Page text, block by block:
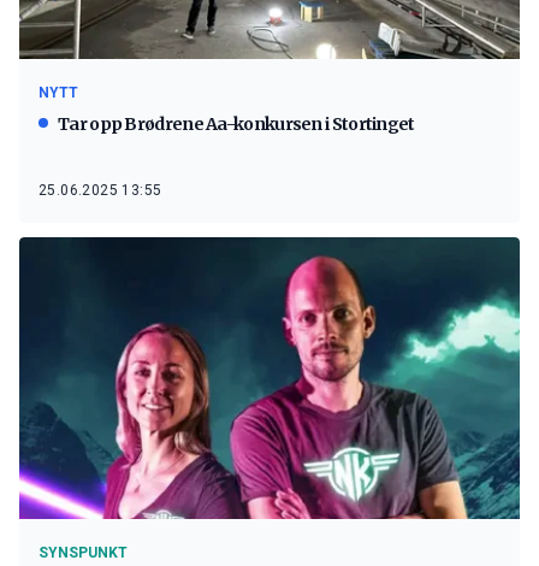
NYTT
Tar opp Brødrene Aa-konkursen i Stortinget
25.06.2025 13:55
SYNSPUNKT